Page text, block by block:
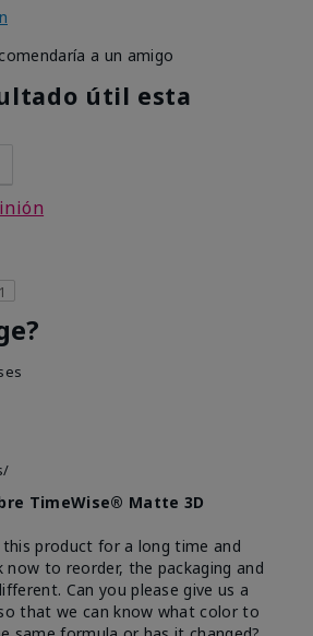
a un amigo
útil esta
1
TimeWise® Matte 3D
this product for a long time and
now to reorder, the packaging and
Can you please give us a
that we can know what color to